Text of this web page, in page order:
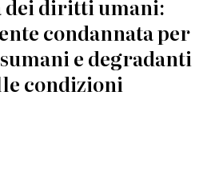
dei diritti umani:
condannata per
e degradanti
condizioni